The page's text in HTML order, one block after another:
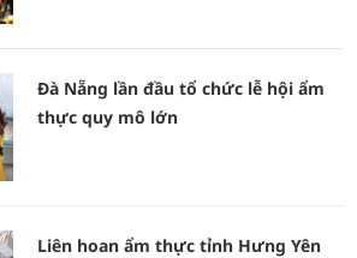
Đà Nẵng lần đầu tổ chức lễ hội ẩm
thực quy mô lớn
Liên hoan ẩm thực tỉnh Hưng Yên